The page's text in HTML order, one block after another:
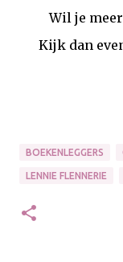
Wil je
Kijk dan
BOEKENLEGGERS
LENNIE FLENNERIE